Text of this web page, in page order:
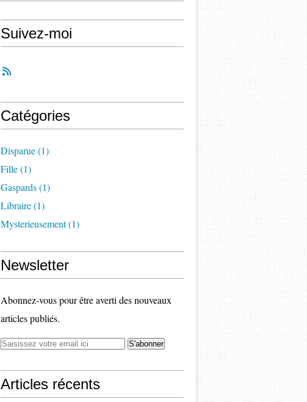
Suivez-moi
Catégories
Disparue(1)
Fille(1)
Gaspards(1)
Libraire(1)
Mysterieusement(1)
Newsletter
Abonnez-vous pour être averti des nouveaux
articles publiés.
Articles récents